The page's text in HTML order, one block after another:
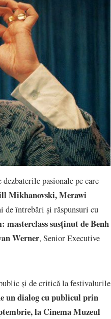
pasionale pe care
Mikhanovski,Merawi
de întrebări și răspunsuri cu
masterclass susținut de Benh
Werner, Senior Executive
și de critică la festivalurile
un dialog cu publicul prin
la Cinema Muzeul